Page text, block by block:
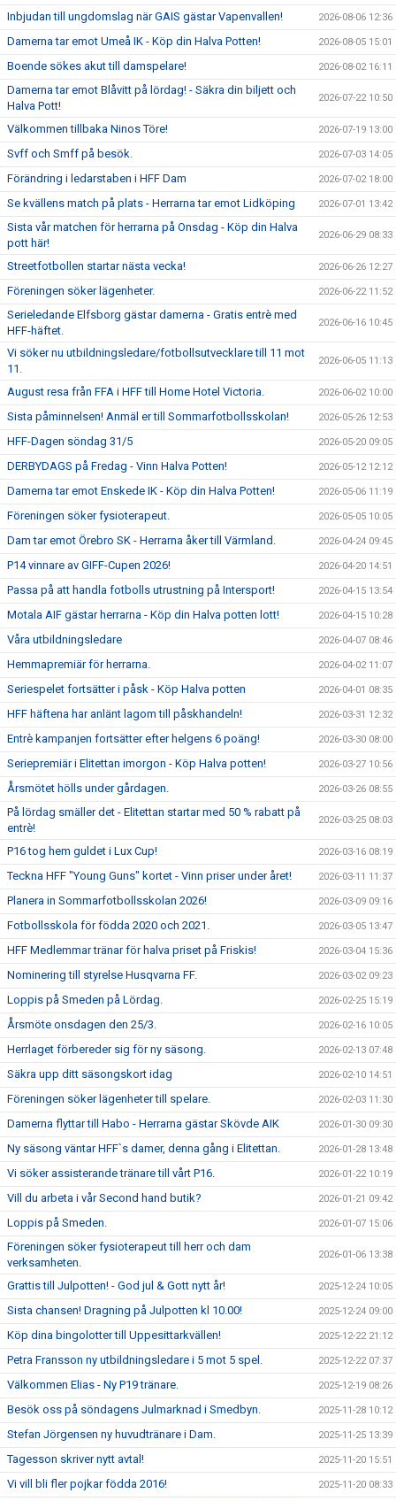
BÖRJA SPELA FOTBOLL I HUSQVARNA FF
BLÅ TRÅDEN
HFF´S VÄRDEGRUND
FRITIDSKORTET/AVGIFTER
Inbjudan till ungdomslag när GAIS gästar Vapenvallen! 2026-08-06 12:36
Damerna tar emot Umeå IK - Köp din Halva Potten! 2026-08-05 15:01
Boende sökes akut till damspelare! 2026-08-02 16:11
Damerna tar emot Blåvitt på lördag! - Säkra din biljett och
Halva Pott!
2026-07-22 10:50
Välkommen tillbaka Ninos Töre! 2026-07-19 13:00
Svff och Smff på besök. 2026-07-03 14:05
Förändring i ledarstaben i HFF Dam 2026-07-02 18:00
Se kvällens match på plats - Herrarna tar emot Lidköping 2026-07-01 13:42
Sista vår matchen för herrarna på Onsdag - Köp din Halva
pott här!
2026-06-29 08:33
Streetfotbollen startar nästa vecka! 2026-06-26 12:27
Föreningen söker lägenheter. 2026-06-22 11:52
Serieledande Elfsborg gästar damerna - Gratis entrè med
HFF-häftet.
2026-06-16 10:45
Vi söker nu utbildningsledare/fotbollsutvecklare till 11 mot
11.
2026-06-05 11:13
August resa från FFA i HFF till Home Hotel Victoria. 2026-06-02 10:00
Sista påminnelsen! Anmäl er till Sommarfotbollsskolan! 2026-05-26 12:53
HFF-Dagen söndag 31/5 2026-05-20 09:05
DERBYDAGS på Fredag - Vinn Halva Potten! 2026-05-12 12:12
Damerna tar emot Enskede IK - Köp din Halva Potten! 2026-05-06 11:19
Föreningen söker fysioterapeut. 2026-05-05 10:05
Dam tar emot Örebro SK - Herrarna åker till Värmland. 2026-04-24 09:45
P14 vinnare av GIFF-Cupen 2026! 2026-04-20 14:51
Passa på att handla fotbolls utrustning på Intersport! 2026-04-15 13:54
Motala AIF gästar herrarna - Köp din Halva potten lott! 2026-04-15 10:28
Våra utbildningsledare 2026-04-07 08:46
Hemmapremiär för herrarna. 2026-04-02 11:07
Seriespelet fortsätter i påsk - Köp Halva potten 2026-04-01 08:35
HFF häftena har anlänt lagom till påskhandeln! 2026-03-31 12:32
Entrè kampanjen fortsätter efter helgens 6 poäng! 2026-03-30 08:00
Seriepremiär i Elitettan imorgon - Köp Halva potten! 2026-03-27 10:56
Årsmötet hölls under gårdagen. 2026-03-26 08:55
På lördag smäller det - Elitettan startar med 50 % rabatt på
entrè!
2026-03-25 08:03
P16 tog hem guldet i Lux Cup! 2026-03-16 08:19
Teckna HFF "Young Guns" kortet - Vinn priser under året! 2026-03-11 11:37
Planera in Sommarfotbollsskolan 2026! 2026-03-09 09:16
Fotbollsskola för födda 2020 och 2021. 2026-03-05 13:47
HFF Medlemmar tränar för halva priset på Friskis! 2026-03-04 15:36
Nominering till styrelse Husqvarna FF. 2026-03-02 09:23
Loppis på Smeden på Lördag. 2026-02-25 15:19
Årsmöte onsdagen den 25/3. 2026-02-16 10:05
Herrlaget förbereder sig för ny säsong. 2026-02-13 07:48
Säkra upp ditt säsongskort idag 2026-02-10 14:51
Föreningen söker lägenheter till spelare. 2026-02-03 11:30
Damerna flyttar till Habo - Herrarna gästar Skövde AIK 2026-01-30 09:30
Ny säsong väntar HFF`s damer, denna gång i Elitettan. 2026-01-28 13:48
Vi söker assisterande tränare till vårt P16. 2026-01-22 10:19
Vill du arbeta i vår Second hand butik? 2026-01-21 09:42
Loppis på Smeden. 2026-01-07 15:06
Föreningen söker fysioterapeut till herr och dam
verksamheten.
2026-01-06 13:38
Grattis till Julpotten! - God jul & Gott nytt år! 2025-12-24 10:05
Sista chansen! Dragning på Julpotten kl 10.00! 2025-12-24 09:00
Köp dina bingolotter till Uppesittarkvällen! 2025-12-22 21:12
Petra Fransson ny utbildningsledare i 5 mot 5 spel. 2025-12-22 07:37
Välkommen Elias - Ny P19 tränare. 2025-12-19 08:26
Besök oss på söndagens Julmarknad i Smedbyn. 2025-11-28 10:12
Stefan Jörgensen ny huvudtränare i Dam. 2025-11-25 13:39
Tagesson skriver nytt avtal! 2025-11-20 15:51
Vi vill bli fler pojkar födda 2016! 2025-11-20 08:33